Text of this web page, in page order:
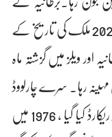
محکمہ موسمیات کے مطابق جون 2026 ملک کی تاریخ کے
اور ویلز میں گزشتہ ماہ
رہا۔ سرے چارلووڈ
میں درجہ حرارت 35.7 سینٹی گریڈ ریکارڈ کیا گیا ، 1976 میں